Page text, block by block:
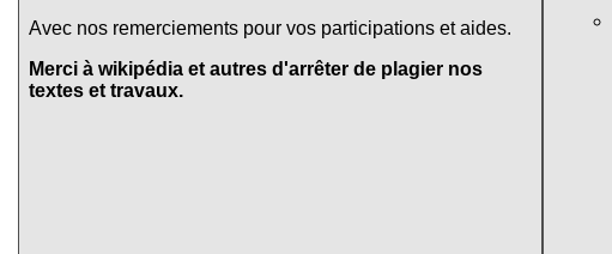
Avec nos remerciements pour vos participations et aides.
Merci à wikipédia et autres d'arrêter de plagier nos
textes et travaux.